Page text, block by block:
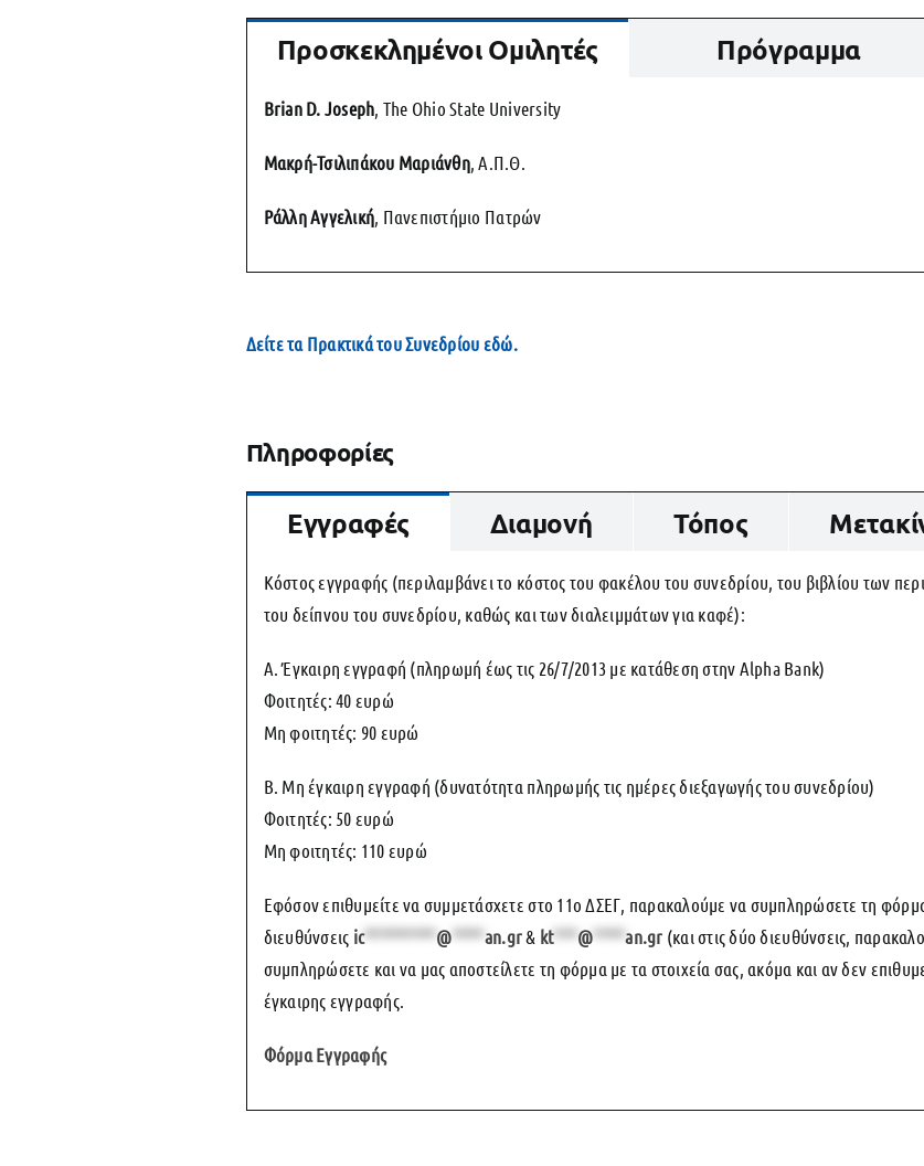
Προσκεκλημένοι Ομιλητές Πρόγραμμα
Brian D. Joseph, The Ohio State University
Μακρή-Τσιλιπάκου Μαριάνθη, Α.Π.Θ.
Ράλλη Αγγελική, Πανεπιστήμιο Πατρών
Δείτε τα Πρακτικά του Συνεδρίου εδώ.
Πληροφορίες
Εγγραφές Διαμονή Τόπος
Κόστος εγγραφής (περιλαμβάνει το κόστος του φακέλου του συνεδρίου, του βιβλίου των
του δείπνου του συνεδρίου, καθώς και των διαλειμμάτων για καφέ):
Α. Έγκαιρη εγγραφή (πληρωμή έως τις 26/7/2013 με κατάθεση στην Alpha Bank)
Φοιτητές: 40 ευρώ
Μη φοιτητές: 90 ευρώ
Β. Μη έγκαιρη εγγραφή (δυνατότητα πληρωμής τις ημέρες διεξαγωγής του συνεδρίου)
Φοιτητές: 50 ευρώ
Μη φοιτητές: 110 ευρώ
Εφόσον επιθυμείτε να συμμετάσχετε στο 11ο ΔΣΕΓ, παρακαλούμε να συμπληρώσετε τη
διευθύνσεις ic*********@****an.gr& kt***@****an.gr (και στις δύο διευθύνσεις,
συμπληρώσετε και να μας αποστείλετε τη φόρμα με τα στοιχεία σας, ακόμα και αν δεν
έγκαιρης εγγραφής.
Φόρμα Εγγραφής